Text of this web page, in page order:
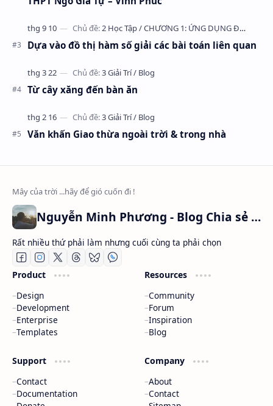
Dựa vào đồ thị hàm số giải các bài toán liên quan
Từ cây xăng đến bàn ăn
Văn khấn Giao thừa ngoài trời & trong nhà
Nguyễn Minh Phương - Blog Chia sẻ Kiến thức Chứng khoán & Tài liệu Toán học
Rất nhiều thứ phải làm nhưng cuối cùng ta phải chọn
Product
Design
Development
Enterprise
Templates
Resources
Community
Forum
Inspiration
Blog
Support
Contact
Documentation
Company
About
Contact